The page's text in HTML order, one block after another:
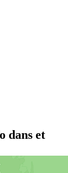
dans et